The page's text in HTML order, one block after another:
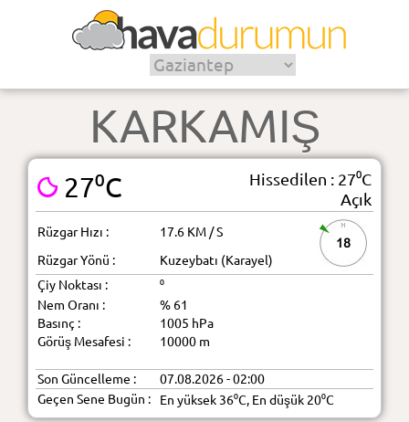
KARKAMIŞ
27⁰C
Hissedilen : 27⁰C
Açık
Rüzgar Hızı : 17.6 KM / S
18
Rüzgar Yönü :
Kuzeybatı (Karayel)
Çiy Noktası :
⁰
Nem Oranı :
% 61
Basınç :
1005 hPa
Görüş Mesafesi :
10000 m
Son Güncelleme :
07.08.2026 - 02:00
Geçen Sene Bugün :
En yüksek 36⁰C, En düşük 20⁰C